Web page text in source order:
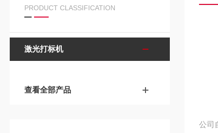
PRODUCT CLASSIFICATION
激光打标机
查看全部产品
公司